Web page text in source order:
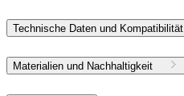
Technische Daten und Kompatibilität
Materialien und Nachhaltigkeit